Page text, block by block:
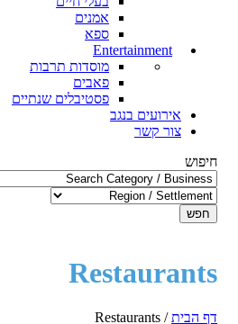
אמנים
ספא
Entertainment
מוסדות תרבות
פאבים
פסטיבלים שנתיים
אירועים בנגב
צור קשר
חיפוש
חפש
Restaurants
דף הבית/
Restaurants